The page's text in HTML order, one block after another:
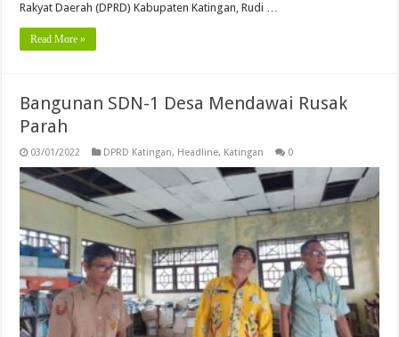
Rakyat Daerah (DPRD) Kabupaten Katingan, Rudi …
Read More »
Bangunan SDN-1 Desa Mendawai Rusak
Parah
03/01/2022 DPRD Katingan, Headline, Katingan 0